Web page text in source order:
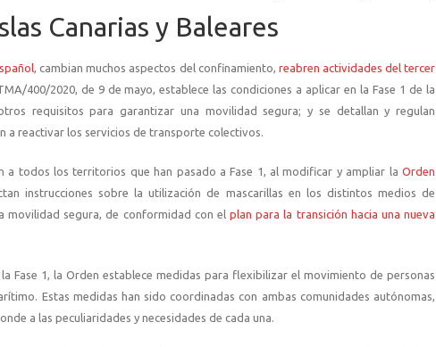
Canarias y Baleares
, cambian muchos aspectos del confinamiento, reabren actividades del tercer
400/2020, de 9 de mayo, establece las condiciones a aplicar en la Fase 1 de la
requisitos para garantizar una movilidad segura; y se detallan y regulan
a reactivar los servicios de transporte colectivos.
a todos los territorios que han pasado a Fase 1, al modificar y ampliar laOrden
instrucciones sobre la utilización de mascarillas en los distintos medios de
movilidad segura, de conformidad con elplan para la transición hacia una nueva
Fase 1, la Orden establece medidas para flexibilizar el movimiento de personas
Estas medidas han sido coordinadas con ambas comunidades autónomas,
a las peculiaridades y necesidades de cada una.